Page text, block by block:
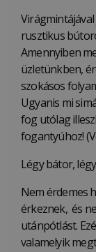
rusztikus
Amennyiben
üzletünkben,
szokásos
Ugyanis mi
fog utólag
fogantyúhoz!
Légy bátor,
Nem érdemes
érkeznek, és
utánpótlást.
valamelyik